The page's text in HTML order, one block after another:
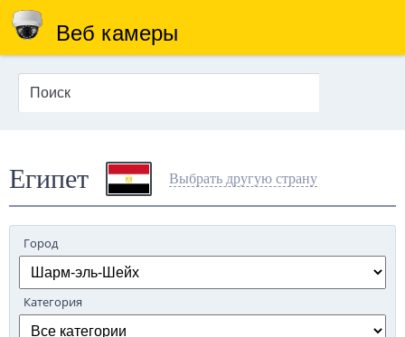
Веб камеры
Египет Выбрать другую страну
Город
Категория